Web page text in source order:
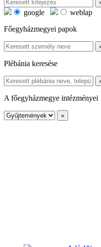
google
weblap
Főegyházmegyei papok
Plébánia keresése
A főegyházmegye intézményei